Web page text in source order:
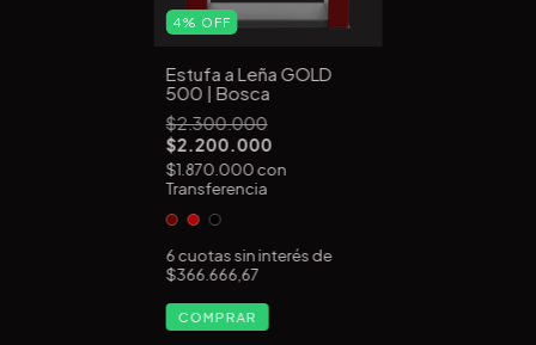
4% OFF
Estufa a Leña GOLD
500 | Bosca
$2.300.000
$2.200.000
$1.870.000con
Transferencia
6cuotas sin interés de
$366.666,67
COMPRAR